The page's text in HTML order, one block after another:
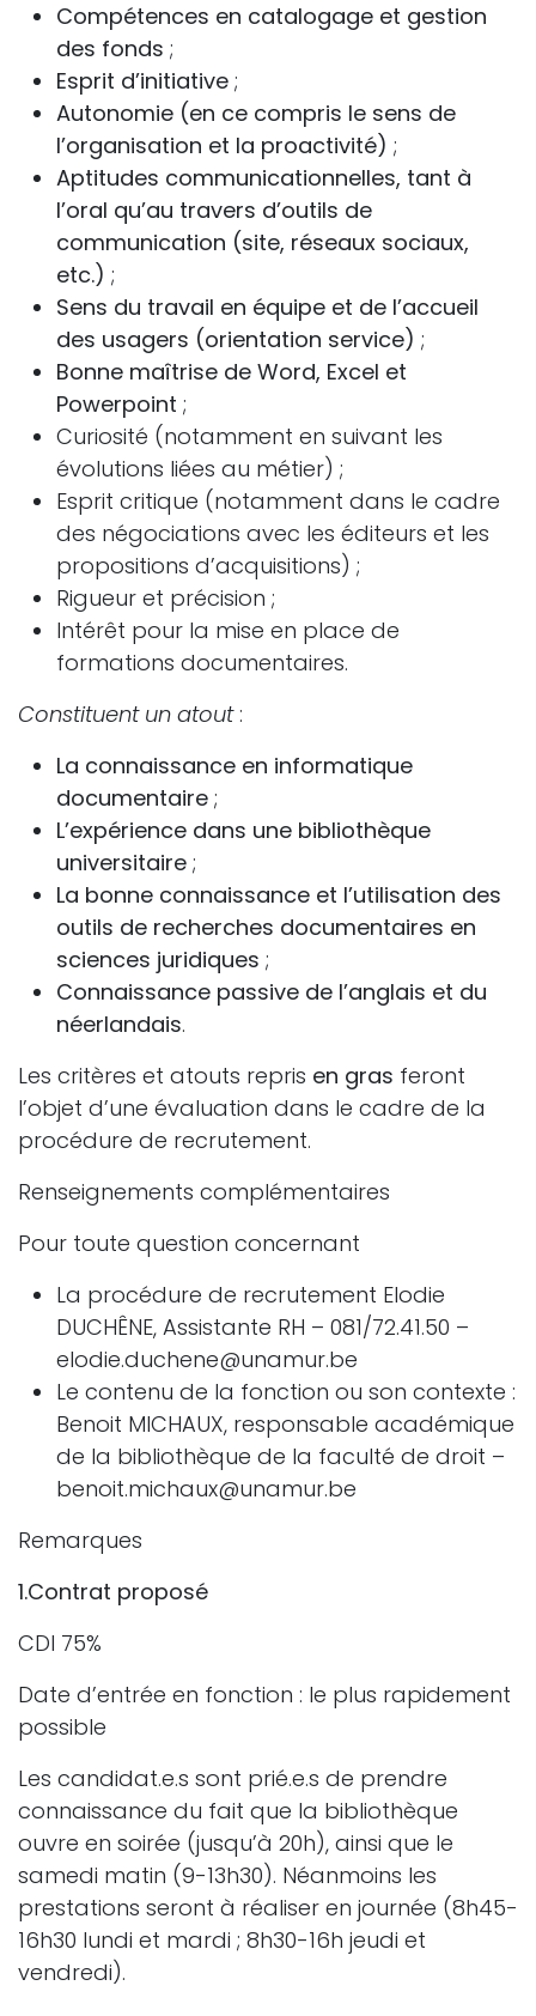
Compétences en catalogage et gestion
des fonds ;
Esprit d’initiative ;
Autonomie (en ce compris le sens de
l’organisation et la proactivité) ;
Aptitudes communicationnelles, tant à
l’oral qu’au travers d’outils de
communication (site, réseaux sociaux,
etc.) ;
Sens du travail en équipe et de l’accueil
des usagers (orientation service) ;
Bonne maîtrise de Word, Excel et
Powerpoint ;
Curiosité (notamment en suivant les
évolutions liées au métier) ;
Esprit critique (notamment dans le cadre
des négociations avec les éditeurs et les
propositions d’acquisitions) ;
Rigueur et précision ;
Intérêt pour la mise en place de
formations documentaires.
Constituent un atout:
La connaissance en informatique
documentaire ;
L’expérience dans une bibliothèque
universitaire ;
La bonne connaissance et l’utilisation des
outils de recherches documentaires en
sciences juridiques ;
Connaissance passive de l’anglais et du
néerlandais.
Les critères et atouts repris en gras feront
l’objet d’une évaluation dans le cadre de la
procédure de recrutement.
Renseignements complémentaires
Pour toute question concernant
La procédure de recrutement Elodie
DUCHÊNE, Assistante RH – 081/72.41.50 –
elodie.duchene@unamur.be
Le contenu de la fonction ou son contexte :
Benoit MICHAUX, responsable académique
de la bibliothèque de la faculté de droit –
benoit.michaux@unamur.be
Remarques
1.Contrat proposé
CDI 75%
Date d’entrée en fonction : le plus rapidement
possible
Les candidat.e.s sont prié.e.s de prendre
connaissance du fait que la bibliothèque
ouvre en soirée (jusqu’à 20h), ainsi que le
samedi matin (9-13h30). Néanmoins les
prestations seront à réaliser en journée (8h45-
16h30 lundi et mardi ; 8h30-16h jeudi et
vendredi).